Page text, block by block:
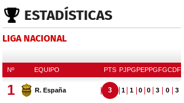
ESTADÍSTICAS
LIGA NACIONAL